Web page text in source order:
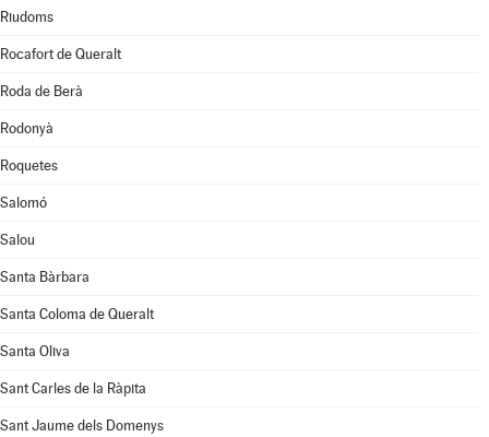
Riudoms
Rocafort de Queralt
Roda de Berà
Rodonyà
Roquetes
Salomó
Salou
Santa Bàrbara
Santa Coloma de Queralt
Santa Oliva
Sant Carles de la Ràpita
Sant Jaume dels Domenys